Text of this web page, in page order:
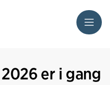
Meny
er i gang